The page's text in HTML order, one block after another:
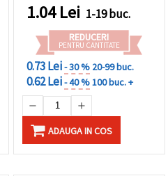
1.04Lei 1-19 buc.
REDUCERI
PENTRU CANTITATE
0.73 Lei- 30 % 20-99 buc.
0.62 Lei- 40 %100 buc. +
ADAUGA IN COS